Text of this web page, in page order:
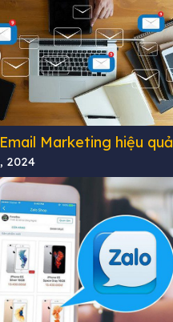
Marketing hiệu quả
2024